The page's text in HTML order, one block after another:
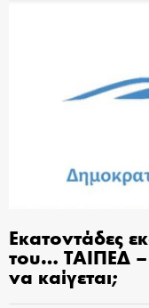
Εκατοντάδες
του… ΤΑΙΠΕΔ –
να καίγεται;